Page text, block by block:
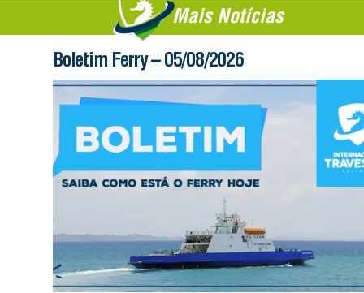
Mais Notícias
Boletim Ferry – 05/08/2026